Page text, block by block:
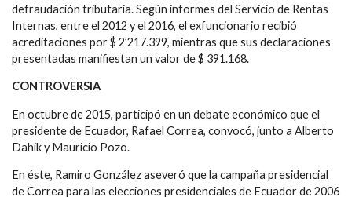
defraudación tributaria. Según informes del Servicio de Rentas
Internas, entre el 2012 y el 2016, el exfuncionario recibió
acreditaciones por $ 2’217.399, mientras que sus declaraciones
presentadas manifiestan un valor de $ 391.168.
CONTROVERSIA
En octubre de 2015, participó en un debate económico que el
presidente de Ecuador, Rafael Correa, convocó, junto a Alberto
Dahik y Mauricio Pozo.
En éste, Ramiro González aseveró que la campaña presidencial
de Correa para las elecciones presidenciales de Ecuador de 2006